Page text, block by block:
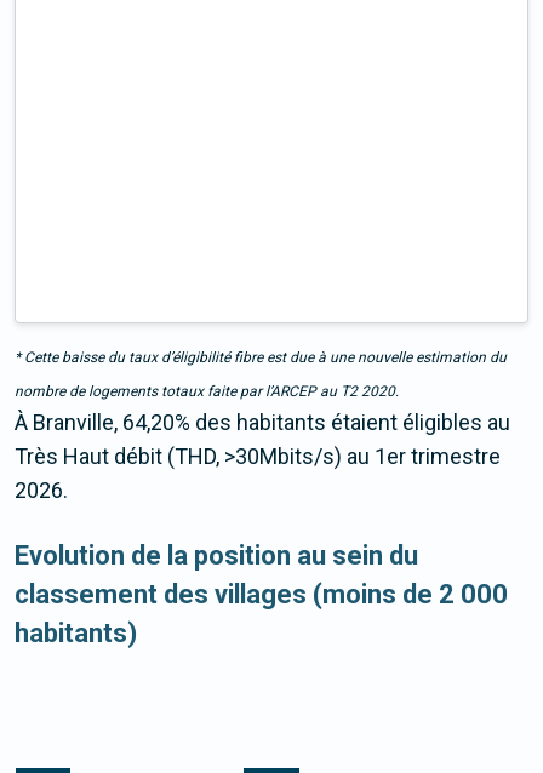
* Cette baisse du taux d’éligibilité fibre est due à une nouvelle estimation du
nombre de logements totaux faite par l’ARCEP au T2 2020.
À Branville, 64,20% des habitants étaient éligibles au
Très Haut débit (THD, >30Mbits/s) au 1er trimestre
2026.
Evolution de la position au sein du
classement des villages (moins de 2 000
habitants)